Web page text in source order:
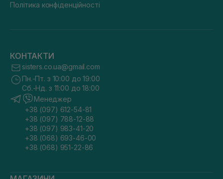
Політика конфіденційності
КОНТАКТИ
sisters.co.ua@gmail.com
Пн.-Пт. з 10:00 до 19:00
Сб.-Нд. з 11:00 до 18:00
Менеджер
+38 (097) 612-54-81
+38 (097) 788-12-88
+38 (097) 983-41-20
+38 (068) 693-46-00
+38 (068) 951-22-86